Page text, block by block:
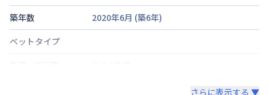
築年数
2020年6月 (築6年)
ベットタイプ
さらに表示する ▼